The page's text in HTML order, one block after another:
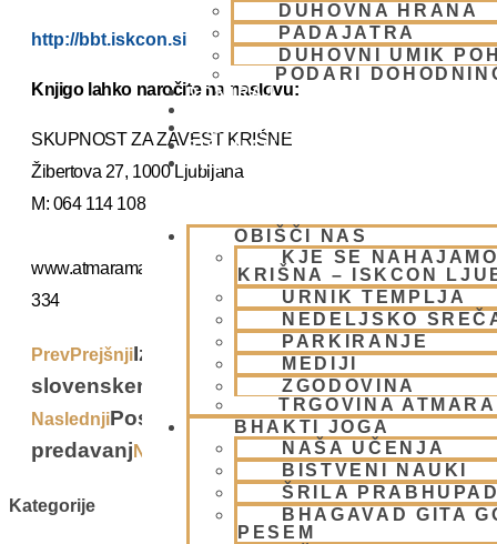
DUHOVNA HRANA
PADAJATRA
DUHOVNI UMIK
PODARI
DONIRAJ
VAŠA VPRAŠANJA
PIŠI NAM
BLOG
OBIŠČI NAS
KJE SE
KRIŠNA – ISKCON
URNIK TEMPLJA
NEDELJSKO
PARKIRANJE
MEDIJI
ZGODOVINA
TRGOVINA
BHAKTI JOGA
NAŠA UČENJA
BISTVENI NAUKI
ŠRILA
BHAGAVAD GITA
PESEM
http://bbt.iskcon.si/
Knjigo lahko naročite na naslovu:
SKUPNOST ZA ZAVEST KRIŠNE
Žibertova 27, 1000 Ljubljana
M: 064 114 108
www.atmarama.si
334
PrevPrejšnjiIzšli novi publikaciji BBT v
slovenskem jeziku
NaslednjiPosnetki nedeljskih in festivalskih
predavanj Next
Kategorije